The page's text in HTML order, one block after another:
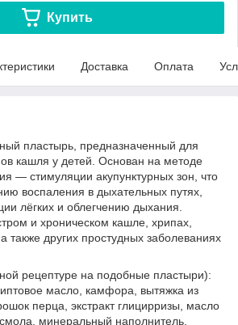
Купить
Доставка Оплата
пластырь, предназначенный для
кашля у детей. Основан на методе
— стимуляции акупунктурных зон, что
воспаления в дыхательных путях,
лёгких и облегчению дыхания.
и хроническом кашле, хрипах,
также других простудных заболеваниях
рецептуре на подобные пластыри):
масло, камфора, вытяжка из
перца, экстракт глицирризы, масло
минеральный наполнитель,